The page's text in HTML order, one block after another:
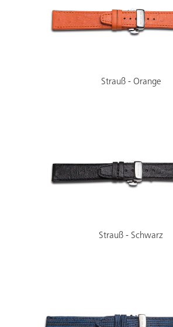
Strauß - Orange
Strauß - Schwarz